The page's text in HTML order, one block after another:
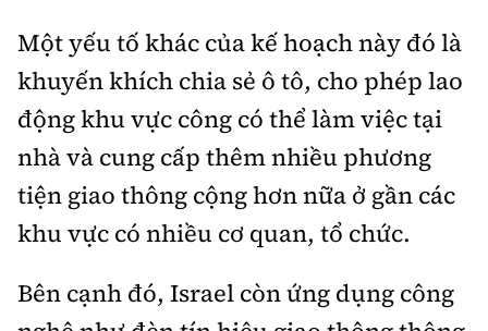
Một yếu tố khác của kế hoạch này đó là
khuyến khích chia sẻ ô tô, cho phép lao
động khu vực công có thể làm việc tại
nhà và cung cấp thêm nhiều phương
tiện giao thông cộng hơn nữa ở gần các
khu vực có nhiều cơ quan, tổ chức.
Bên cạnh đó, Israel còn ứng dụng công